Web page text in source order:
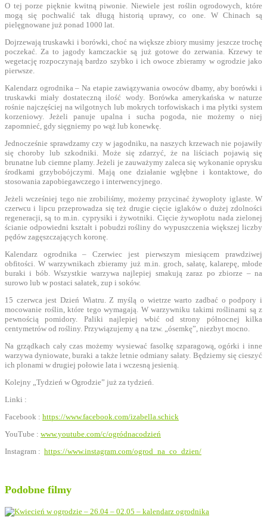
O tej porze pięknie kwitną piwonie. Niewiele jest roślin ogrodowych, które
mogą się pochwalić tak długą historią uprawy, co one. W Chinach są
pielęgnowane już ponad 1000 lat.
Dojrzewają truskawki i borówki, choć na większe zbiory musimy jeszcze trochę
poczekać. Za to jagody kamczackie są już gotowe do zerwania. Krzewy te
wegetację rozpoczynają bardzo szybko i ich owoce zbieramy w ogrodzie jako
pierwsze.
Kalendarz ogrodnika – Na etapie zawiązywania owoców dbamy, aby borówki i
truskawki miały dostateczną ilość wody. Borówka amerykańska w naturze
rośnie najczęściej na wilgotnych lub mokrych torfowiskach i ma płytki system
korzeniowy. Jeżeli panuje upalna i sucha pogoda, nie możemy o niej
zapomnieć, gdy sięgniemy po wąż lub konewkę.
Jednocześnie sprawdzamy czy w jagodniku, na naszych krzewach nie pojawiły
się choroby lub szkodniki. Może się zdarzyć, że na liściach pojawią się
brunatne lub ciemne plamy. Jeżeli je zauważymy zaleca się wykonanie oprysku
środkami grzybobójczymi. Mają one działanie wgłębne i kontaktowe, do
stosowania zapobiegawczego i interwencyjnego.
Jeżeli wcześniej tego nie zrobiliśmy, możemy przycinać żywopłoty iglaste. W
czerwcu i lipcu przeprowadza się też drugie cięcie iglaków o dużej zdolności
regeneracji, są to m.in. cyprysiki i żywotniki. Cięcie żywopłotu nada zielonej
ścianie odpowiedni kształt i pobudzi rośliny do wypuszczenia większej liczby
pędów zagęszczających koronę.
Kalendarz ogrodnika – Czerwiec jest pierwszym miesiącem prawdziwej
obfitości. W warzywnikach zbieramy już m.in. groch, sałatę, kalarepę, młode
buraki i bób. Wszystkie warzywa najlepiej smakują zaraz po zbiorze – na
surowo lub w postaci sałatek, zup i soków.
15 czerwca jest Dzień Wiatru. Z myślą o wietrze warto zadbać o podpory i
mocowanie roślin, które tego wymagają. W warzywniku takimi roślinami są z
pewnością pomidory. Paliki najlepiej wbić od strony północnej kilka
centymetrów od rośliny. Przywiązujemy ą na tzw. „ósemkę”, niezbyt mocno.
Na grządkach cały czas możemy wysiewać fasolkę szparagową, ogórki i inne
warzywa dyniowate, buraki a także letnie odmiany sałaty. Będziemy się cieszyć
ich plonami w drugiej połowie lata i wczesną jesienią.
Kolejny „Tydzień w Ogrodzie” już za tydzień.
Linki :
Facebook : https://www.facebook.com/izabella.schick
YouTube : www.youtube.com/c/ogródnacodzień
Instagram : https://www.instagram.com/ogrod_na_co_dzien/
Podobne filmy